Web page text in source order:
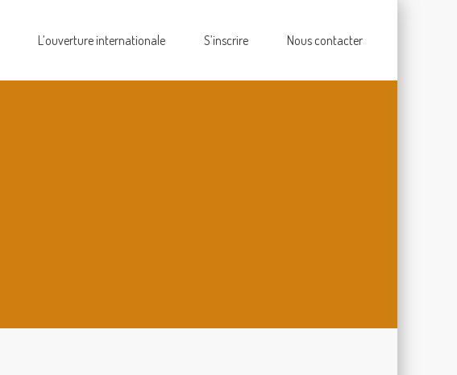
L’ouverture internationale S’inscrire Nous contacter